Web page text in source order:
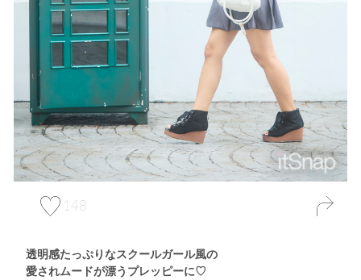
148
透明感たっぷりなスクールガール風の
愛されムードが漂うプレッピーに♡